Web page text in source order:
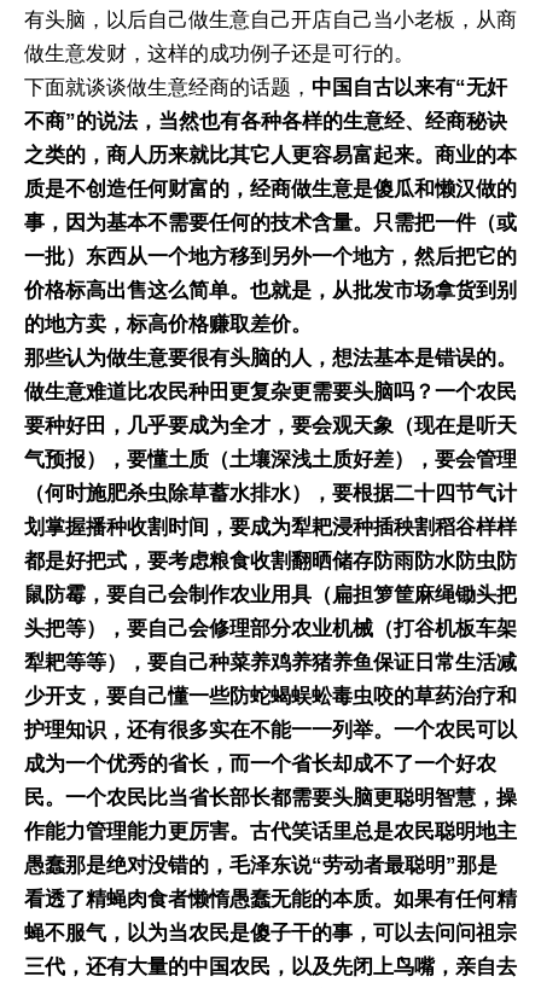
有头脑，以后自己做生意自己开店自己当小老板，从商
做生意发财，这样的成功例子还是可行的。
下面就谈谈做生意经商的话题， 中国自古以来有“无奸
不商”的说法，当然也有各种各样的生意经、经商秘诀
之类的，商人历来就比其它人更容易富起来。 商业的本
质是不创造任何财富的，经商做生意是傻瓜和懒汉做的
事，因为基本不需要任何的技术含量。只需把一件（或
一批）东西从一个地方移到另外一个地方，然后把它的
价格标高出售这么简单。也就是，从批发市场拿货到别
的地方卖，标高价格赚取差价。
那些认为做生意要很有头脑的人，想法基本是错误的。
做生意难道比农民种田更复杂更需要头脑吗？一个农民
要种好田，几乎要成为全才，要会观天象（现在是听天
气预报），要懂土质（土壤深浅土质好差），要会管理
（何时施肥杀虫除草蓄水排水），要根据二十四节气计
划掌握播种收割时间，要成为犁耙浸种插秧割稻谷样样
都是好把式，要考虑粮食收割翻晒储存防雨防水防虫防
鼠防霉，要自己会制作农业用具（扁担箩筐麻绳锄头把
头把等），要自己会修理部分农业机械（打谷机板车架
犁耙等等），要自己种菜养鸡养猪养鱼保证日常生活减
少开支，要自己懂一些防蛇蝎蜈蚣毒虫咬的草药治疗和
护理知识，还有很多实在不能一一列举。一个农民可以
成为一个优秀的省长，而一个省长却成不了一个好农
民。一个农民比当省长部长都需要头脑更聪明智慧，操
作能力管理能力更厉害。古代笑话里总是农民聪明地主
愚蠢那是绝对没错的，毛泽东说“劳动者最聪明”那是
看透了精蝇肉食者懒惰愚蠢无能的本质。如果有任何精
蝇不服气，以为当农民是傻子干的事，可以去问问祖宗
三代，还有大量的中国农民，以及先闭上鸟嘴，亲自去